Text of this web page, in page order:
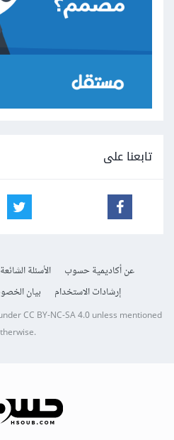
تابعنا على
عن أكاديمية حسوب الأسئلة الشائعة
إرشادات الاستخدام
بيان
underCC BY-NC-SA 4.0unless mentioned